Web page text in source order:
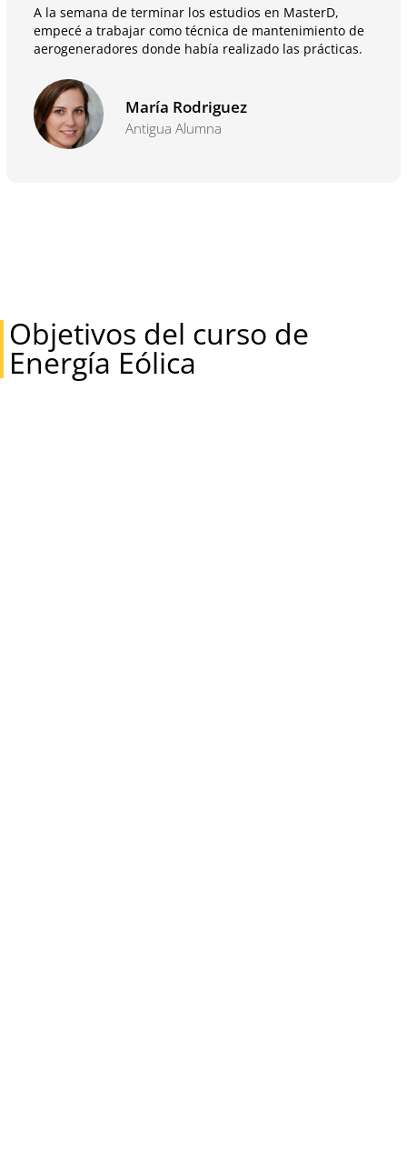
A la semana de terminar los estudios en MasterD,
empecé a trabajar como técnica de mantenimiento de
aerogeneradores donde había realizado las prácticas.
María Rodriguez
Antigua Alumna
Objetivos del curso de
Energía Eólica